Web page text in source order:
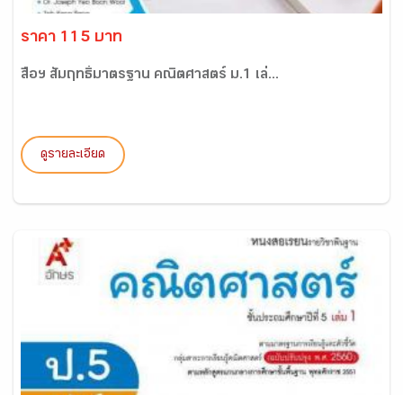
ราคา 115 บาท
สื่อฯ สัมฤทธิ์มาตรฐาน คณิตศาสตร์ ม.1 เล่...
ดูรายละเอียด